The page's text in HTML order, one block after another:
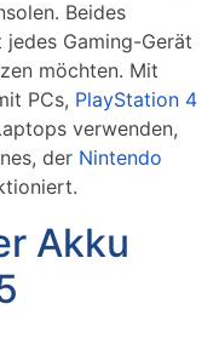
Beides
Gaming-Gerät
möchten. Mit
PCs, PlayStation 4
verwenden,
der Nintendo
Akku